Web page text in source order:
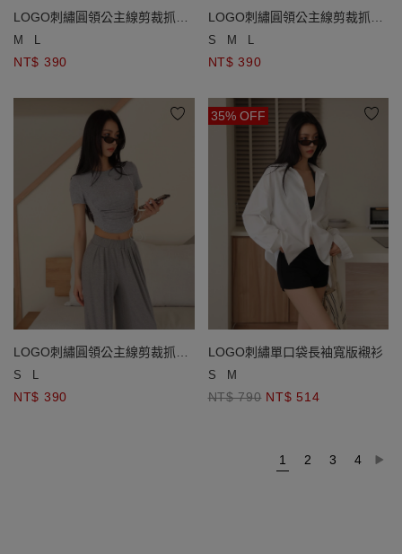
LOGO刺繡圓領公主線剪裁抓皺
短袖短版TEE
M L
NT$ 390
LOGO刺繡圓領公主線剪裁抓皺
短袖短版TEE
S M L
NT$ 390
LOGO刺繡圓領公主線剪裁抓皺
短袖短版TEE
S L
NT$ 390
35% OFF
LOGO刺繡單口袋長袖寬版襯衫
S M
NT$ 790 NT$ 514
1 2 3 4